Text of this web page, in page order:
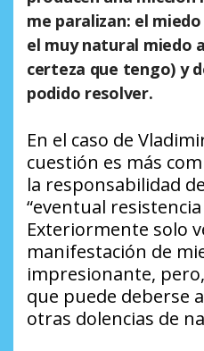
me paralizan: el
el muy natural miedo
certeza que tengo) y
podido resolver.
En el caso de
cuestión es más
la responsabilidad
“eventual
Exteriormente solo
manifestación de
impresionante,
que puede deberse
otras dolencias de